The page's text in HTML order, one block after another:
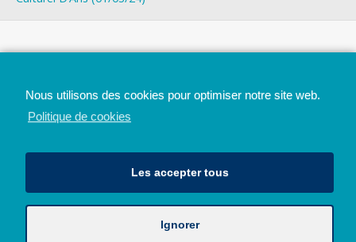
Avec le soutien de la Province de Liège
Nous utilisons des cookies pour optimiser notre site web.
Politique de cookies
Les accepter tous
Ignorer